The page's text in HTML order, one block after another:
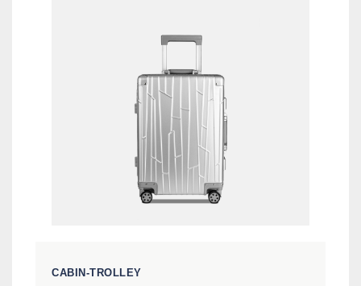
CABIN-TROLLEY